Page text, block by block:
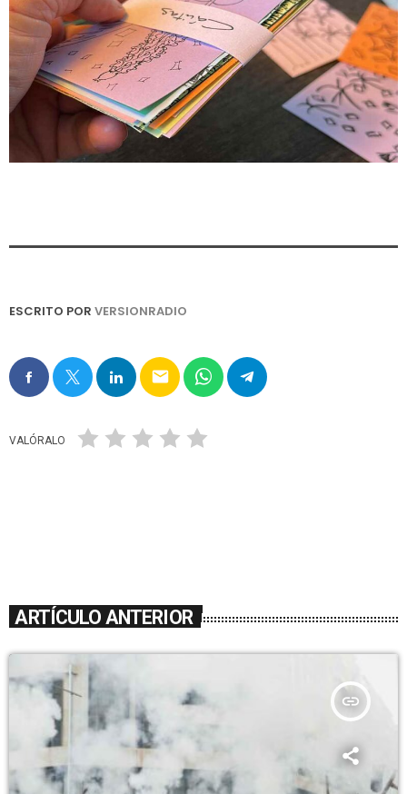
ESCRITO POR VERSIONRADIO
email
VALÓRALO
ARTÍCULO ANTERIOR
insert_link